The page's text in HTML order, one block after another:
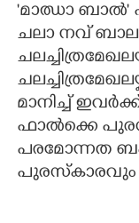
'മാഝാ ബാൽ'
ചലാ നവ്
മാനിച്ച്
ഫാൽക്കെ
പരമോന്നത
പുരസ്കാരവും